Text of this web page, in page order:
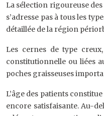
La sélection rigoureuse
s’adresse pas à tous les
détaillée de la région
Les cernes de type
constitutionnelle ou liées
poches graisseuses
L’âge des patients
encore satisfaisante. Au-